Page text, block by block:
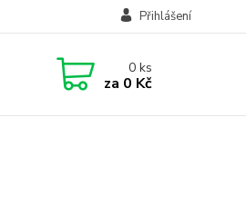
Přihlášení
0ks
za 0 Kč